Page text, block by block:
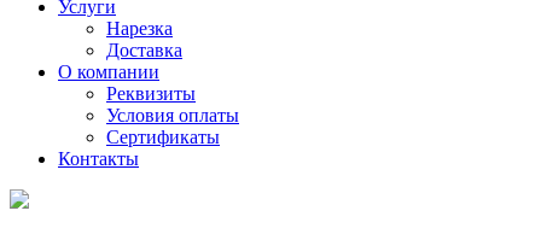
Услуги
Нарезка
Доставка
О компании
Реквизиты
Условия оплаты
Сертификаты
Контакты